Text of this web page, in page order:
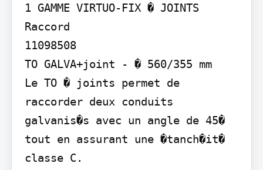
1 GAMME VIRTUO-FIX � JOINTS
Raccord
11098508
TO GALVA+joint - � 560/355 mm
Le TO � joints permet de
raccorder deux conduits
galvanis�s avec un angle de 45�
tout en assurant une �tanch�it�
classe C.